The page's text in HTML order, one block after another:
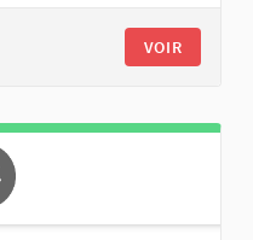
VOIR